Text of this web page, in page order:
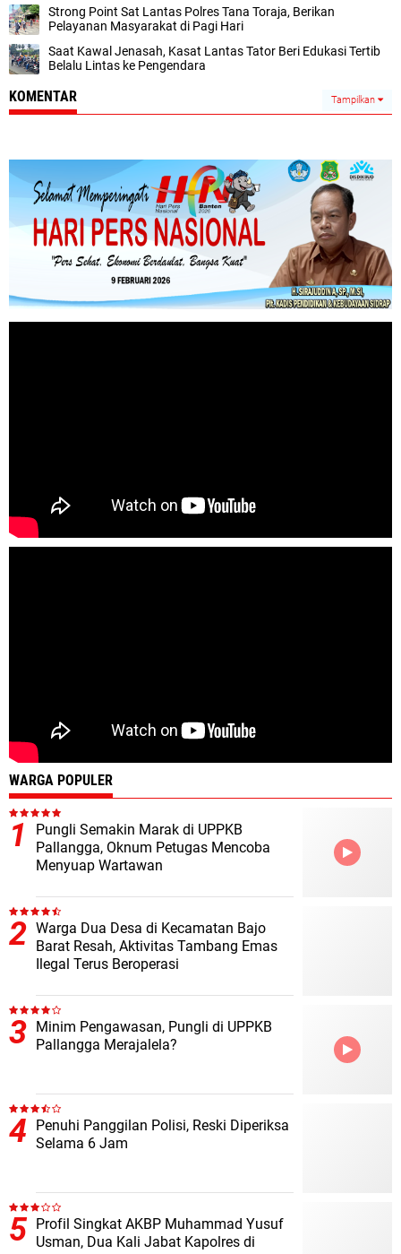
Strong Point Sat Lantas Polres Tana Toraja, Berikan
Pelayanan Masyarakat di Pagi Hari
Saat Kawal Jenasah, Kasat Lantas Tator Beri Edukasi Tertib
Belalu Lintas ke Pengendara
KOMENTAR Tampilkan
WARGA POPULER
Pungli Semakin Marak di UPPKB
Pallangga, Oknum Petugas Mencoba
Menyuap Wartawan
Warga Dua Desa di Kecamatan Bajo
Barat Resah, Aktivitas Tambang Emas
Ilegal Terus Beroperasi
Minim Pengawasan, Pungli di UPPKB
Pallangga Merajalela?
Penuhi Panggilan Polisi, Reski Diperiksa
Selama 6 Jam
Profil Singkat AKBP Muhammad Yusuf
Usman, Dua Kali Jabat Kapolres di